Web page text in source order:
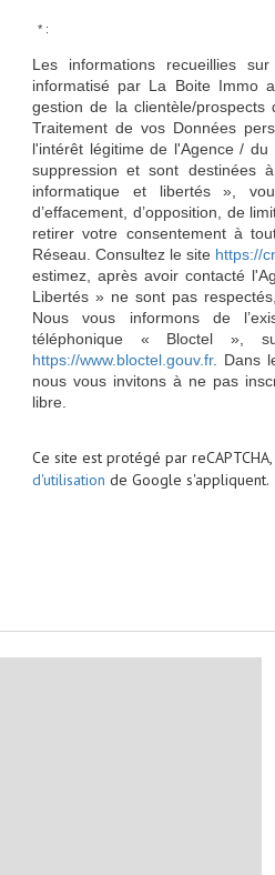
* :
Les informations recueillies
informatisé par La Boite Immo
gestion de la clientèle/
Traitement de vos Données
l'intérêt légitime de l'Agence /
suppression et sont destinées
informatique et libertés »,
d’effacement, d’opposition, de
retirer votre consentement à
Réseau. Consultez le site https://
estimez, après avoir contacté
Libertés » ne sont pas
Nous vous informons de
téléphonique « Bloctel »,
https://www.bloctel.gouv.fr. Dans
nous vous invitons à ne pas
libre.
Ce site est protégé par
d'utilisation de Google s'appliquent.